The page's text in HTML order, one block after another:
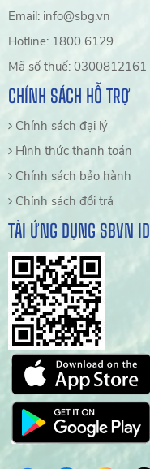
Email: info@sbg.vn
Hotline: 1800 6129
Mã số thuế: 0300812161
CHÍNH SÁCH HỖ TRỢ
Chính sách đại lý
Hình thức thanh toán
Chính sách bảo hành
Chính sách đổi trả
TẢI ỨNG DỤNG SBVN ID